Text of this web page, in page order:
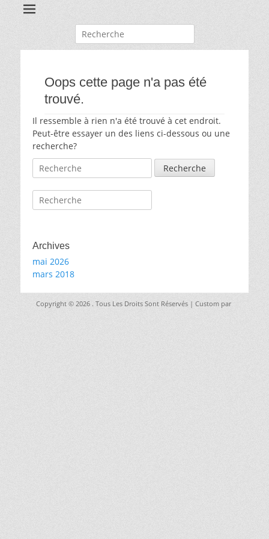
Recherche
pour:
Oops cette page n'a pas été
trouvé.
Il ressemble à rien n'a été trouvé à cet endroit.
Peut-être essayer un des liens ci-dessous ou une
recherche?
Recherche
pour:
Recherche
pour:
Archives
mai 2026
mars 2018
Copyright © 2026 . Tous Les Droits Sont Réservés | Custom par